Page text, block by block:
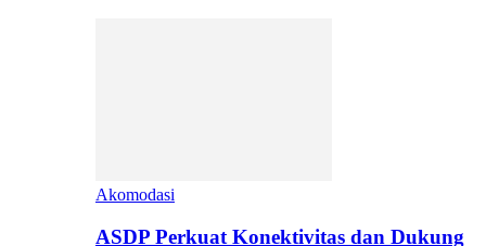
Akomodasi
ASDP Perkuat Konektivitas dan Dukung